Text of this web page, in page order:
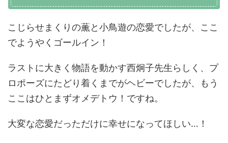
こじらせまくりの薫と小鳥遊の恋愛でしたが、ここ
でようやくゴールイン！
ラストに大きく物語を動かす西炯子先生らしく、プ
ロポーズにたどり着くまでがヘビーでしたが、もう
ここはひとまずオメデトウ！ですね。
大変な恋愛だっただけに幸せになってほしい…！